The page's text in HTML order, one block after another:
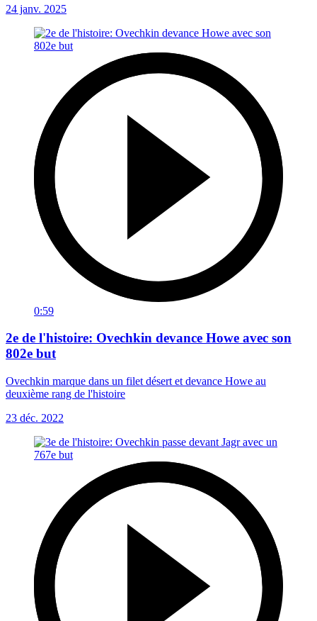
24 janv. 2025
0:59
2e de l'histoire: Ovechkin devance Howe avec son
802e but
Ovechkin marque dans un filet désert et devance Howe au
deuxième rang de l'histoire
23 déc. 2022